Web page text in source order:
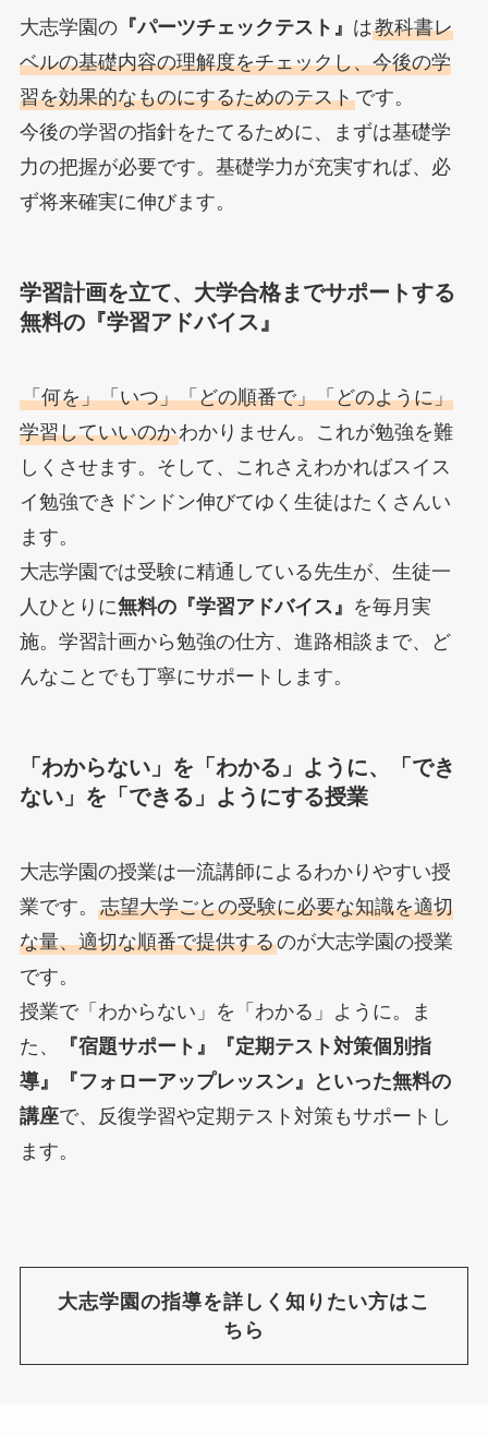
大志学園の『パーツチェックテスト』 は教科書レ
ベルの基礎内容の理解度をチェックし、今後の学
習を効果的なものにするためのテストです。
今後の学習の指針をたてるために、まずは基礎学
力の把握が必要です。基礎学力が充実すれば、必
ず将来確実に伸びます。
学習計画を立て、大学合格までサポートする
無料の『学習アドバイス』
「何を」「いつ」「どの順番で」「どのように」
学習していいのかわかりません。これが勉強を難
しくさせます。そして、これさえわかればスイス
イ勉強できドンドン伸びてゆく生徒はたくさんい
ます。
大志学園では受験に精通している先生が、生徒一
人ひとりに無料の『学習アドバイス』 を毎月実
施。学習計画から勉強の仕方、進路相談まで、ど
んなことでも丁寧にサポートします。
「わからない」を「わかる」ように、「でき
ない」を「できる」ようにする授業
大志学園の授業は一流講師によるわかりやすい授
業です。 志望大学ごとの受験に必要な知識を適切
な量、適切な順番で提供するのが大志学園の授業
です。
授業で「わからない」を「わかる」ように。ま
た、
『宿題サポート』『定期テスト対策個別指
導』『フォローアップレッスン』といった無料の
講座で、反復学習や定期テスト対策もサポートし
ます。
大志学園の指導を詳しく知りたい方はこ
ちら